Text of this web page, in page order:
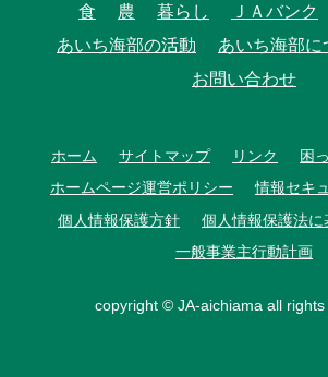
食 農 暮らし ＪＡバンク
あいち海部の活動
あいち海部に
お問い合わせ
ホーム サイトマップ リンク
困
ホームページ運営ポリシー
情報セキ
個人情報保護方針
個人情報保護法
一般事業主行動計画
copyright © JA-aichiama all rights